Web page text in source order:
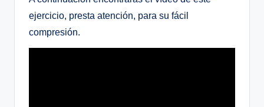
ejercicio, presta atención, para su fácil
compresión.